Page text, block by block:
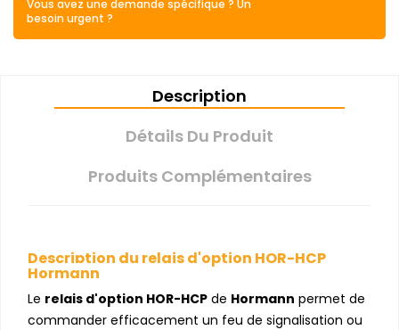
Vous avez une demande spécifique ? Un
besoin urgent ?
Description
Détails Du Produit
Produits Complémentaires
Description du relais d'option HOR-HCP
Hormann
Le relais d'option HOR-HCP de Hormann permet de
commander efficacement un feu de signalisation ou